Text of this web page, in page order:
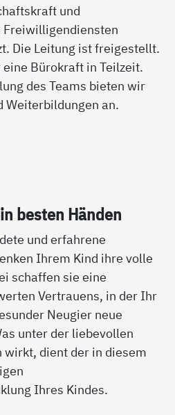
und
Die Leitung ist freigestellt.
Bürokraft in Teilzeit.
des Teams bieten wir
Weiterbildungen an.
bes­ten Hän­den
und erfahrene
Ihrem Kind ihre volle
schaffen sie eine
Vertrauens, in der Ihr
Neugier neue
unter der liebevollen
dient der in diesem
Ihres Kindes.